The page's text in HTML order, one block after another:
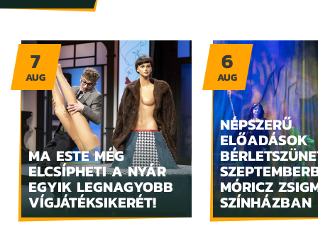
MA ESTE MÉG
ELCSÍPHETI A NYÁR
EGYIK LEGNAGYOBB
VÍGJÁTÉKSIKERÉT!
7
AUG
NÉPSZERŰ
ELŐADÁSOK
MÓRICZ
SZÍNHÁZBAN
6
AUG